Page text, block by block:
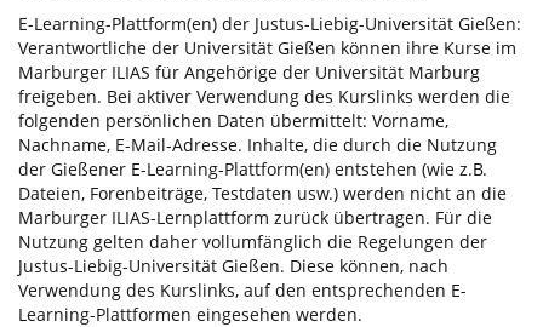
E-Learning-Plattform(en) der Justus-Liebig-Universität Gießen:
Verantwortliche der Universität Gießen können ihre Kurse im
Marburger ILIAS für Angehörige der Universität Marburg
freigeben. Bei aktiver Verwendung des Kurslinks werden die
folgenden persönlichen Daten übermittelt: Vorname,
Nachname, E-Mail-Adresse. Inhalte, die durch die Nutzung
der Gießener E-Learning-Plattform(en) entstehen (wie z.B.
Dateien, Forenbeiträge, Testdaten usw.) werden nicht an die
Marburger ILIAS-Lernplattform zurück übertragen. Für die
Nutzung gelten daher vollumfänglich die Regelungen der
Justus-Liebig-Universität Gießen. Diese können, nach
Verwendung des Kurslinks, auf den entsprechenden E-
Learning-Plattformen eingesehen werden.